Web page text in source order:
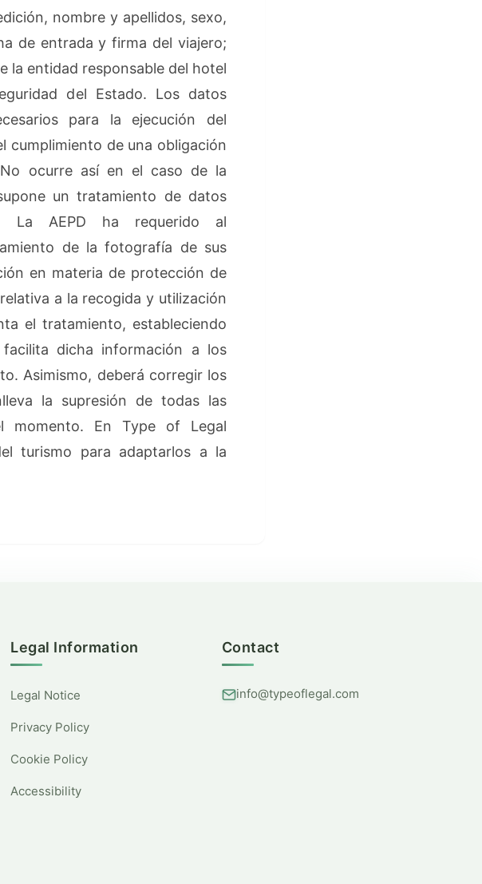
nombre y apellidos, sexo,
de entrada y firma del viajero;
la entidad responsable del hotel
del Estado. Los datos
para la ejecución del
cumplimiento de una obligación
ocurre así en el caso de la
un tratamiento de datos
La AEPD ha requerido al
de la fotografía de sus
en materia de protección de
a la recogida y utilización
el tratamiento, estableciendo
dicha información a los
Asimismo, deberá corregir los
la supresión de todas las
momento. En Type of Legal
turismo para adaptarlos a la
Legal Information
Legal Notice
Privacy Policy
Cookie Policy
Accessibility
Contact
info@typeoflegal.com